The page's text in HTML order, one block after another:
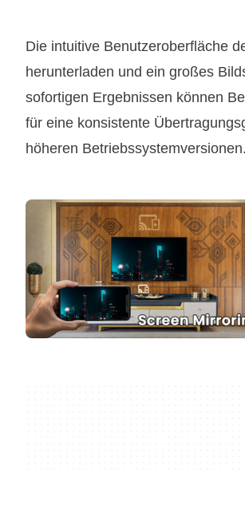
Die intuitive Benutzeroberfläche
herunterladen und ein großes
sofortigen Ergebnissen können
für eine konsistente
höheren Betriebssystemversionen.